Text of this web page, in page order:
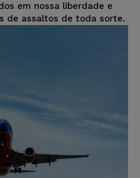
em nossa liberdade e
de assaltos de toda sorte.